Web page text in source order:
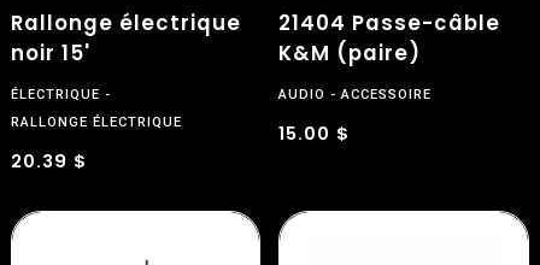
Rallonge électrique
noir 15'
ÉLECTRIQUE
RALLONGE ÉLECTRIQUE
20.39 $
21404 Passe-câble
K&M (paire)
AUDIO ACCESSOIRE
15.00 $